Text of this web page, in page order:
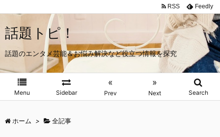
話題トピ！
話題のエンタメ芸能＆お悩み解決など役立つ情報を探究
Menu Sidebar
«
Prev
»
Next Search
RSS Feedly
ホーム > 全記事